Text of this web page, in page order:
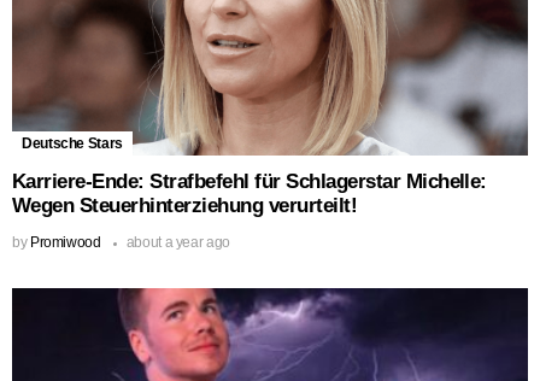
Deutsche Stars
Karriere-Ende: Strafbefehl für Schlagerstar Michelle:
Wegen Steuerhinterziehung verurteilt!
by Promiwood about a year ago